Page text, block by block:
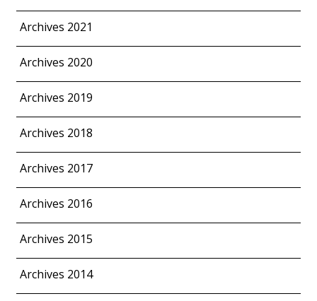
Archives 2021
Archives 2020
Archives 2019
Archives 2018
Archives 2017
Archives 2016
Archives 2015
Archives 2014